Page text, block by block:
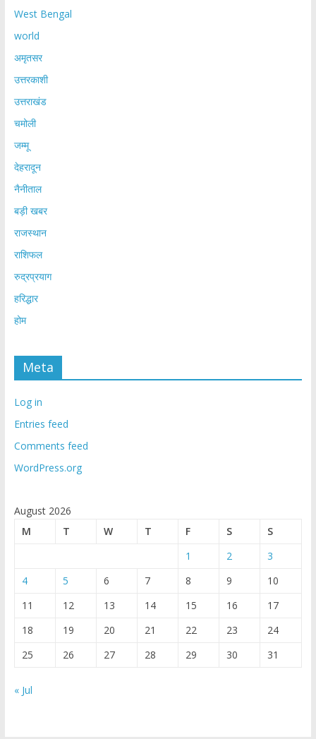
West Bengal
world
अमृतसर
उत्तरकाशी
उत्तराखंड
चमोली
जम्मू
देहरादून
नैनीताल
बड़ी खबर
राजस्थान
राशिफल
रुद्रप्रयाग
हरिद्धार
होम
Meta
Log in
Entries feed
Comments feed
WordPress.org
August 2026
M
T W T F S
S
1
2
3
4
5 6 7 8 9
10
11
12 13 14 15 16
17
18
19 20 21 22 23
24
25
26 27 28 29 30 31
« Jul